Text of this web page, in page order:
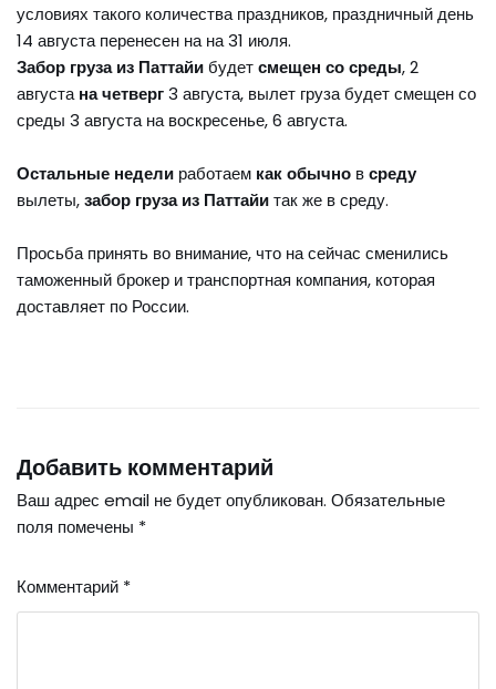
условиях такого количества праздников, праздничный день
14 августа перенесен на на 31 июля.
Забор груза из Паттайибудетсмещен со среды, 2
августана четверг3 августа, вылет груза будет смещен со
среды 3 августа на воскресенье, 6 августа.
Остальные недели работаем как обычно всреду
вылеты,забор груза из Паттайитак же в среду.
Просьба принять во внимание, что на сейчас сменились
таможенный брокер и транспортная компания, которая
доставляет по России.
Добавить комментарий
Ваш адрес email не будет опубликован. Обязательные
поля помечены *
Комментарий *